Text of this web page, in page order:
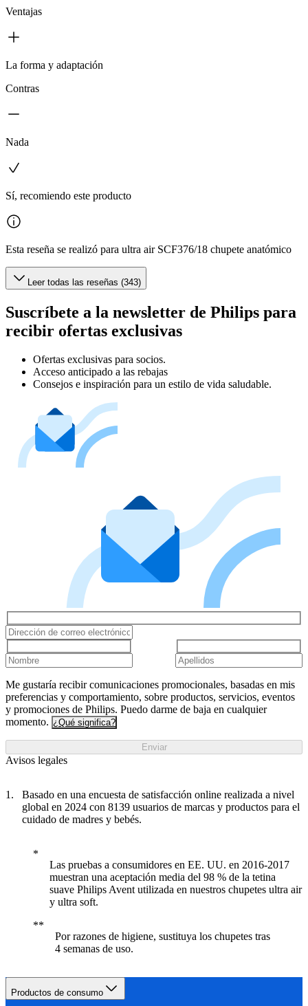
Ventajas
La forma y adaptación
Contras
Nada
Sí, recomiendo este producto
Esta reseña se realizó para ultra air SCF376/18 chupete anatómico
Leer todas las reseñas (343)
Suscríbete a la newsletter de Philips para
recibir ofertas exclusivas
Ofertas exclusivas para socios.
Acceso anticipado a las rebajas
Consejos e inspiración para un estilo de vida saludable.
Me gustaría recibir comunicaciones promocionales, basadas en mis
preferencias y comportamiento, sobre productos, servicios, eventos
y promociones de Philips. Puedo darme de baja en cualquier
momento. ¿Qué significa?
Enviar
Avisos legales
Basado en una encuesta de satisfacción online realizada a nivel
global en 2024 con 8139 usuarios de marcas y productos para el
cuidado de madres y bebés.
Las pruebas a consumidores en EE. UU. en 2016-2017
muestran una aceptación media del 98 % de la tetina
suave Philips Avent utilizada en nuestros chupetes ultra air
y ultra soft.
Por razones de higiene, sustituya los chupetes tras
4 semanas de uso.
Productos de consumo